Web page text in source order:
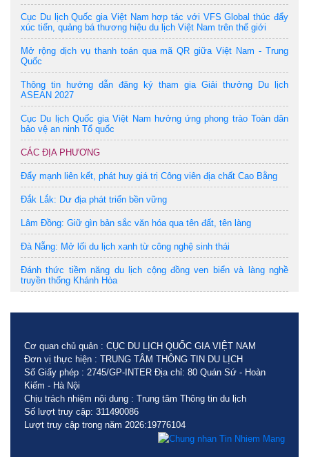
Cục Du lịch Quốc gia Việt Nam hợp tác với VFS Global thúc đẩy
xúc tiến, quảng bá thương hiệu du lịch Việt Nam trên thế giới
Mở rộng dịch vụ thanh toán qua mã QR giữa Việt Nam - Trung
Quốc
Thông tin hướng dẫn đăng ký tham gia Giải thưởng Du lịch
ASEAN 2027
Cục Du lịch Quốc gia Việt Nam hưởng ứng phong trào Toàn dân
bảo vệ an ninh Tổ quốc
CÁC ĐỊA PHƯƠNG
Đẩy mạnh liên kết, phát huy giá trị Công viên địa chất Cao Bằng
Đắk Lắk: Dư địa phát triển bền vững
Lâm Đồng: Giữ gìn bản sắc văn hóa qua tên đất, tên làng
Đà Nẵng: Mở lối du lịch xanh từ công nghệ sinh thái
Đánh thức tiềm năng du lịch cộng đồng ven biển và làng nghề
truyền thống Khánh Hòa
Cơ quan chủ quản : CỤC DU LỊCH QUỐC GIA VIỆT NAM
Đơn vị thực hiện : TRUNG TÂM THÔNG TIN DU LỊCH
Số Giấy phép : 2745/GP-INTER Địa chỉ: 80 Quán Sứ - Hoàn
Kiếm - Hà Nội
Chịu trách nhiệm nội dung : Trung tâm Thông tin du lịch
Số lượt truy cập: 311490086
Lượt truy cập trong năm 2026:19776104